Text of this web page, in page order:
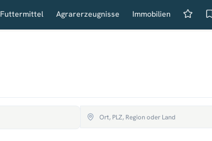
Futtermittel Agrarerzeugnisse Immobilien